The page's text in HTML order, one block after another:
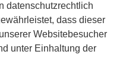
datenschutzrechtlich
dass dieser
Websitebesucher
unter Einhaltung der